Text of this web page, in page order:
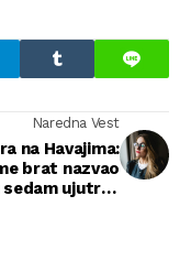
Naredna Vest
na Havajima:
brat nazvao
sedam ujutro i